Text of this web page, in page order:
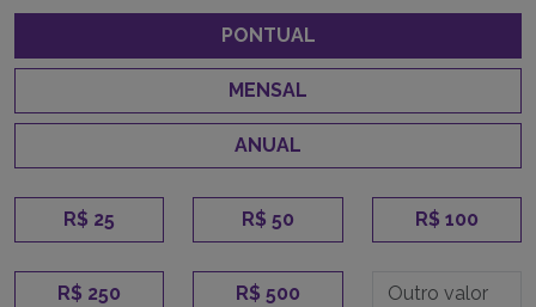
PONTUAL
MENSAL
ANUAL
R$ 25 R$ 50 R$ 100
R$ 250 R$ 500